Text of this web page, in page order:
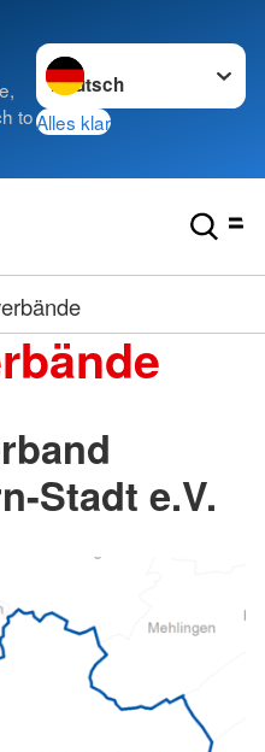
to
Sprache wechseln zu
Alles klar
Stadt e.V.